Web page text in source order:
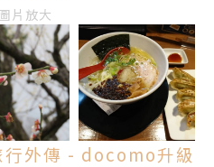
片放大
行外傳 - docomo升級